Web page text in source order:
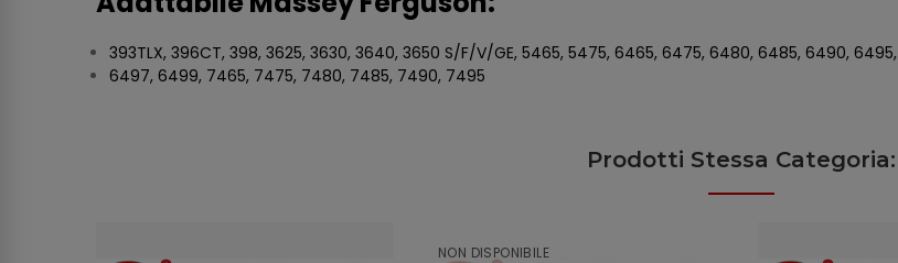
393TLX, 396CT, 398, 3625, 3630, 3640, 3650 S/F/V/GE, 5465, 5475, 6465, 6475, 6480, 6485, 6490, 6495,
6497, 6499, 7465, 7475, 7480, 7485, 7490, 7495
Prodotti Stessa Categoria:
NON DISPONIBILE